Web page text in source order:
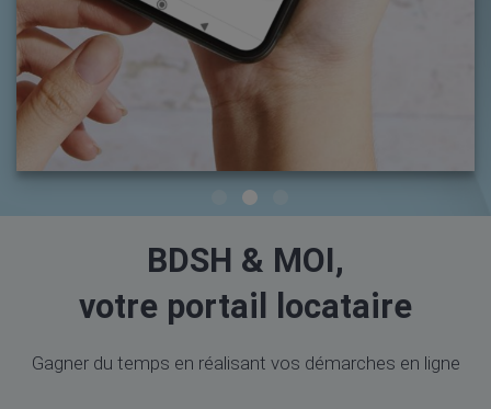
BDSH & MOI,
votre portail locataire
Gagner du temps en réalisant vos démarches en ligne